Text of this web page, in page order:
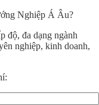
Nghiệp Á Âu?
độ, đa dạng ngành
nghiệp, kinh doanh,